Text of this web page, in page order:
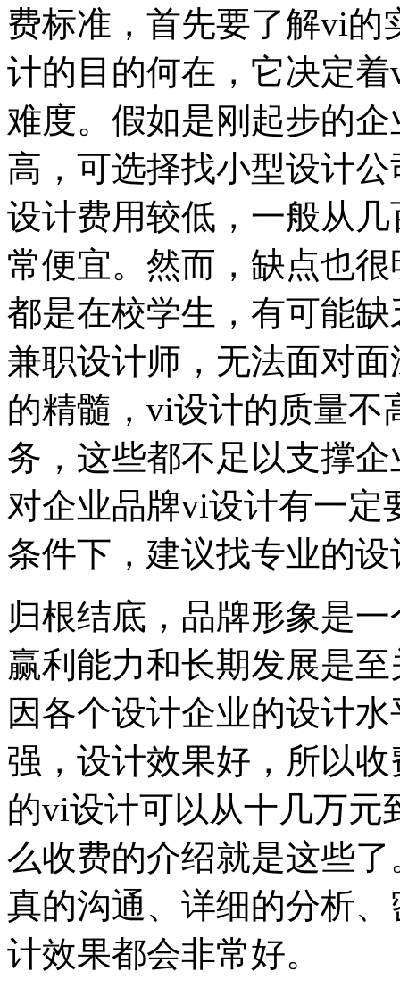
费标准，首先要了解vi的
计的目的何在，它决定
难度。假如是刚起步的
高，可选择找小型设计
设计费用较低，一般从
常便宜。然而，缺点也
都是在校学生，有可能
兼职设计师，无法面对
的精髓，vi设计的质量不
务，这些都不足以支撑
对企业品牌vi设计有一定
条件下，建议找专业的
归根结底，品牌形象是
赢利能力和长期发展是
因各个设计企业的设计
强，设计效果好，所以
的vi设计可以从十几万元
么收费的介绍就是这些
真的沟通、详细的分析
计效果都会非常好。